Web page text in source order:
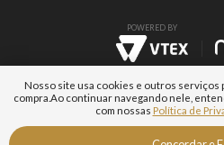
POWERED BY
Nosso site usa cookies e outros serviços
compra. Ao continuar navegando nele,
com nossas Política de